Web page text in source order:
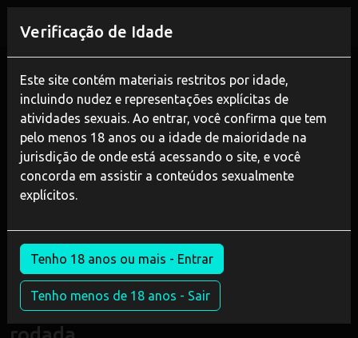
Verificação de Idade
Este site contém materiais restritos por idade,
incluindo nudez e representações explícitas de
atividades sexuais. Ao entrar, você confirma que tem
pelo menos 18 anos ou a idade de maioridade na
jurisdição de onde está acessando o site, e você
concorda em assistir a conteúdos sexualmente
explícitos.
Tenho 18 anos ou mais - Entrar
Tenho menos de 18 anos - Sair
Home Bdsm A fome insaciável da pequena raposa - implorando pela segunda rodada
JOIN NOW WATCH TRAILER
A fome insaciável da pequena
raposa - implorando pela segunda